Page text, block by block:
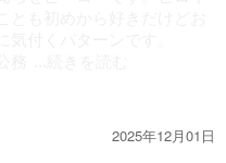
2025年12月01日